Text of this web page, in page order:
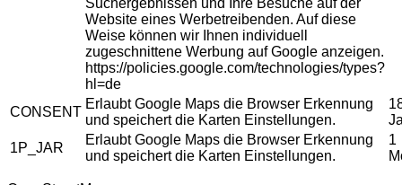
Suchergebnissen und Ihre Besuche auf der
Website eines Werbetreibenden. Auf diese
Weise können wir Ihnen individuell
zugeschnittene Werbung auf Google anzeigen.
https://policies.google.com/technologies/types?
hl=de
CONSENT
Erlaubt Google Maps die Browser Erkennung
und speichert die Karten Einstellungen.
1P_JAR
Erlaubt Google Maps die Browser Erkennung
und speichert die Karten Einstellungen.
1